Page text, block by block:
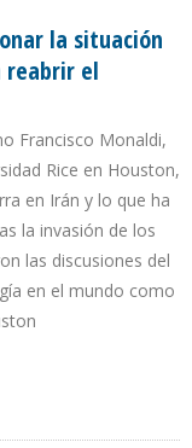
la situación
reabrir el
Francisco Monaldi,
Rice en Houston,
en Irán y lo que ha
la invasión de los
las discusiones del
en el mundo como